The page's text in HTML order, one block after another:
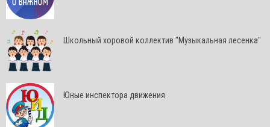
Школьный хоровой коллектив "Музыкальная лесенка"
Юные инспектора движения